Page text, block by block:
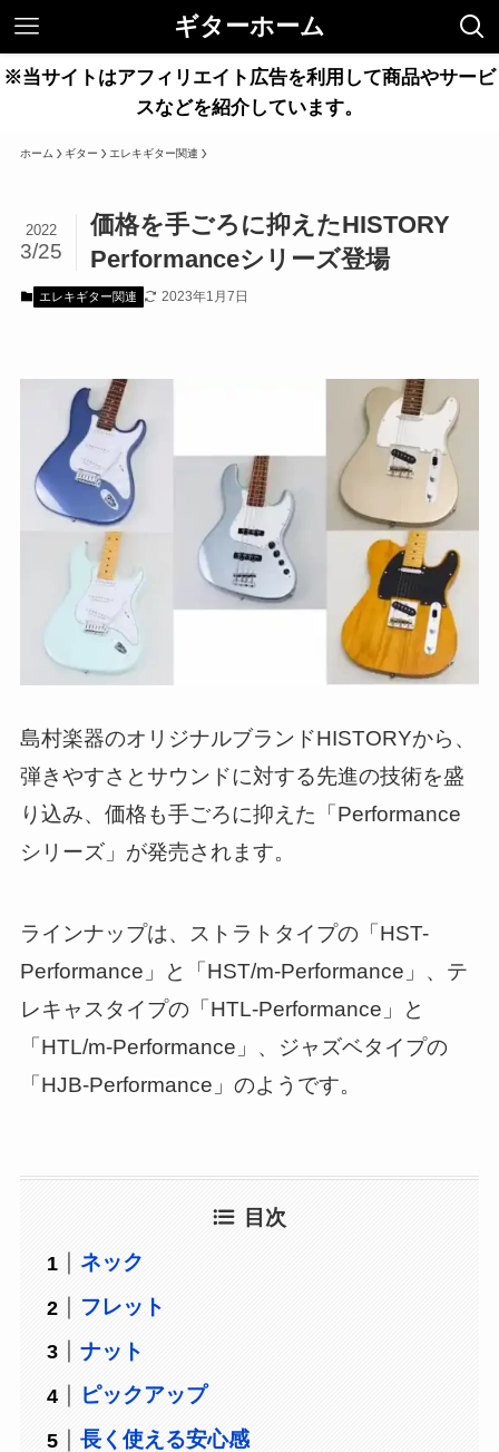
ギターホーム
※当サイトはアフィリエイト広告を利用して商品やサービ
スなどを紹介しています。
ホーム ギター エレキギター関連
価格を手ごろに抑えたHISTORY
Performanceシリーズ登場
2022
3/25
エレキギター関連 2023年1月7日
島村楽器のオリジナルブランドHISTORYから、
弾きやすさとサウンドに対する先進の技術を盛
り込み、価格も手ごろに抑えた「Performance
シリーズ」が発売されます。
ラインナップは、ストラトタイプの「HST-
Performance」と「HST/m-Performance」、テ
レキャスタイプの「HTL-Performance」と
「HTL/m-Performance」、ジャズベタイプの
「HJB-Performance」のようです。
目次
ネック
フレット
ナット
ピックアップ
長く使える安心感